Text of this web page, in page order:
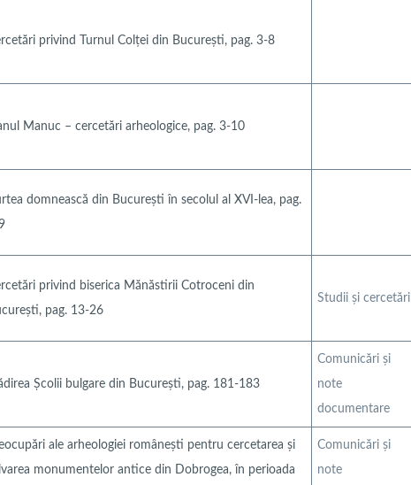
privind Turnul Colței din București, pag. 3-8
Manuc – cercetări arheologice, pag. 3-10
domnească din București în secolul al XVI-lea, pag.
privind biserica Mănăstirii Cotroceni din
pag. 13-26
Studii şi cercetări
Școlii bulgare din București, pag. 181-183
Comunicări şi
note
documentare
ale arheologiei românești pentru cercetarea și
monumentelor antice din Dobrogea, în perioada
Comunicări şi
note